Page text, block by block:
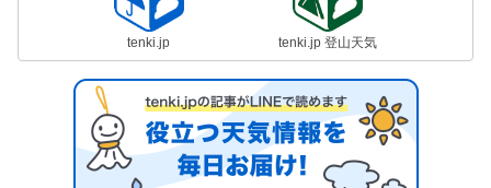
tenki.jp tenki.jp 登山天気